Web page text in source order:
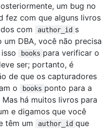
um bug no
fez com que alguns livros
com
author_id s
um DBA, você não precisa
books para verificar o
ser; portanto, é
de que os capturadores
o
books ponto para a
Mas há muitos livros para
e digamos que você
têm um
author_id que